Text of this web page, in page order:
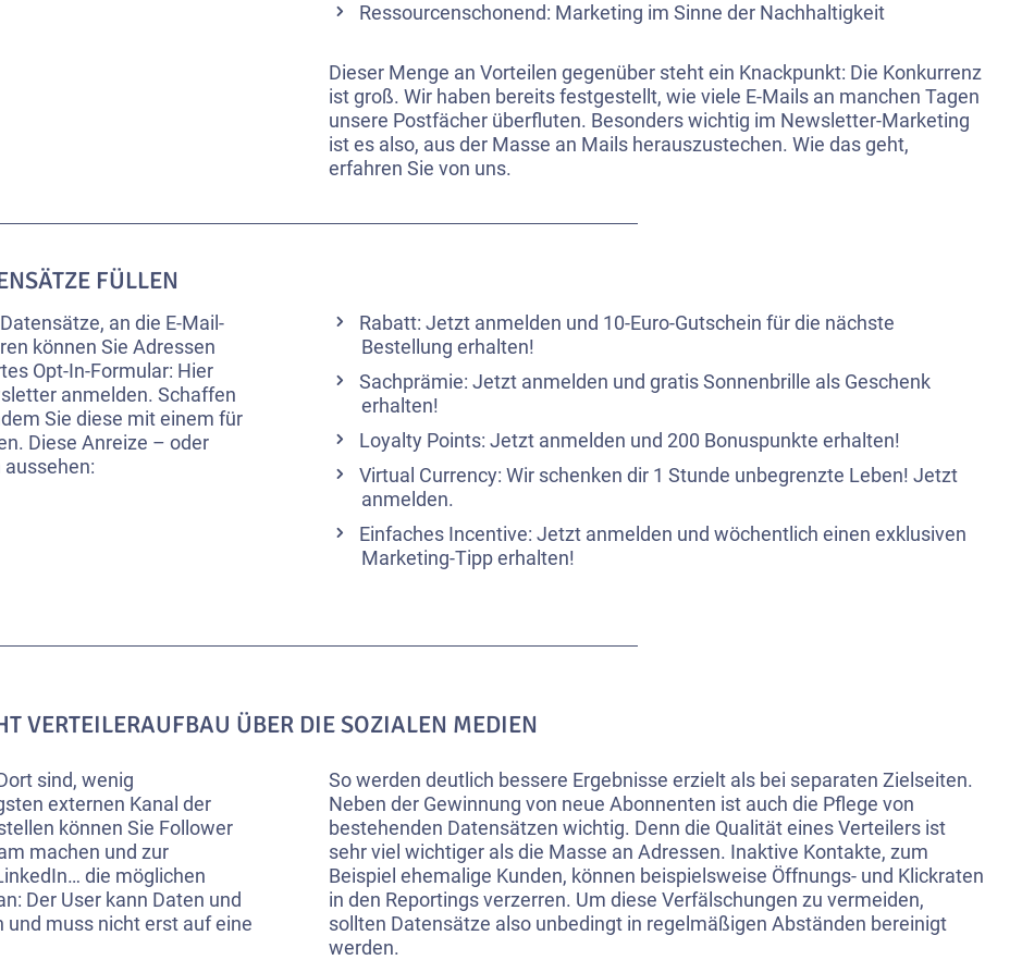
Ressourcenschonend: Marketing im Sinne der Nachhaltigkeit
Dieser Menge an Vorteilen gegenüber steht ein Knackpunkt: Die Konkurrenz
ist groß. Wir haben bereits festgestellt, wie viele E-Mails an manchen Tagen
unsere Postfächer überfluten. Besonders wichtig im Newsletter-Marketing
ist es also, aus der Masse an Mails herauszustechen. Wie das geht,
erfahren Sie von uns.
FÜLLEN
an die E-Mail-
können Sie Adressen
Opt-In-Formular: Hier
anmelden. Schaffen
Sie diese mit einem für
Diese Anreize – oder
Rabatt: Jetzt anmelden und 10-Euro-Gutschein für die nächste
Bestellung erhalten!
Sachprämie: Jetzt anmelden und gratis Sonnenbrille als Geschenk
erhalten!
Loyalty Points: Jetzt anmelden und 200 Bonuspunkte erhalten!
Virtual Currency: Wir schenken dir 1 Stunde unbegrenzte Leben! Jetzt
anmelden.
Einfaches Incentive: Jetzt anmelden und wöchentlich einen exklusiven
Marketing-Tipp erhalten!
VERTEILERAUFBAU ÜBER DIE SOZIALEN MEDIEN
sind, wenig
externen Kanal der
können Sie Follower
machen und zur
die möglichen
Der User kann Daten und
muss nicht erst auf eine
So werden deutlich bessere Ergebnisse erzielt als bei separaten Zielseiten.
Neben der Gewinnung von neue Abonnenten ist auch die Pflege von
bestehenden Datensätzen wichtig. Denn die Qualität eines Verteilers ist
sehr viel wichtiger als die Masse an Adressen. Inaktive Kontakte, zum
Beispiel ehemalige Kunden, können beispielsweise Öffnungs- und Klickraten
in den Reportings verzerren. Um diese Verfälschungen zu vermeiden,
sollten Datensätze also unbedingt in regelmäßigen Abständen bereinigt
werden.